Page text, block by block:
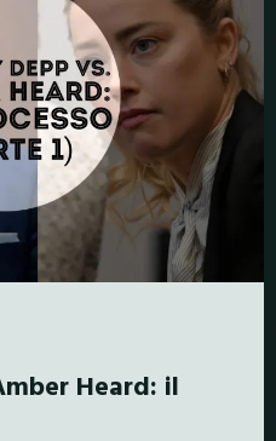
Heard: il